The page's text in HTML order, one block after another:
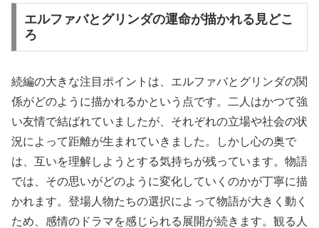
エルファバとグリンダの運命が描かれる見どこ
ろ
続編の大きな注目ポイントは、エルファバとグリンダの関
係がどのように描かれるかという点です。二人はかつて強
い友情で結ばれていましたが、それぞれの立場や社会の状
況によって距離が生まれていきました。しかし心の奥で
は、互いを理解しようとする気持ちが残っています。物語
では、その思いがどのように変化していくのかが丁寧に描
かれます。登場人物たちの選択によって物語が大きく動く
ため、感情のドラマを感じられる展開が続きます。観る人